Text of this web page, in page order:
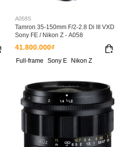
A058S
Tamron 35-150mm F/2-2.8 Di III VXD
Sony FE / Nikon Z - A058
41.800.000₫
Full-frame Sony E Nikon Z